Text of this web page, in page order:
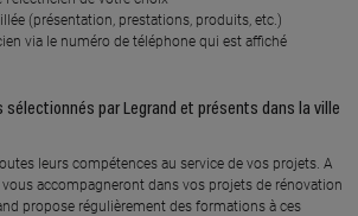
ETABLISSEMENTS
1 rue de la praire, 44190 ST
LUMINE DE CLISSON
(présentation, prestations, produits, etc.)
via le numéro de téléphone qui est affiché
par Legrand et présents dans la ville
leurs compétences au service de vos projets. A
vous accompagneront dans vos projets de rénovation
propose régulièrement des formations à ces